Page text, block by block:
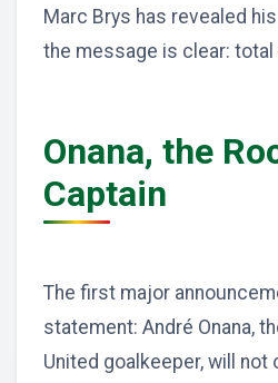
Marc Brys has revealed
the message is clear: total
Onana, the
Captain
The first major
statement: André Onana,
United goalkeeper, will not